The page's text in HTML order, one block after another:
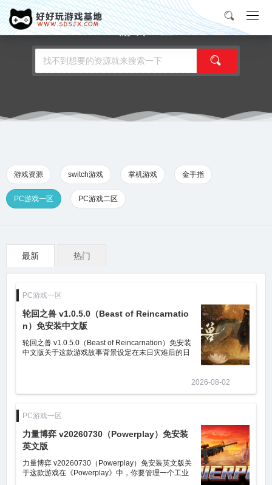
PC游戏一区
游戏资源 switch游戏 掌机游戏 金手指
PC游戏一区 PC游戏二区
最新 热门
PC游戏一区
轮回之兽 v1.0.5.0（Beast of Reincarnatio
n）免安装中文版
轮回之兽 v1.0.5.0（Beast of Reincarnation）免安装
中文版关于这款游戏故事背景设定在末日灾难后的日
2026-08-02
PC游戏一区
力量博弈 v20260730（Powerplay）免安装
英文版
力量博弈 v20260730（Powerplay）免安装英文版关
于这款游戏在《Powerplay》中，你要管理一个工业